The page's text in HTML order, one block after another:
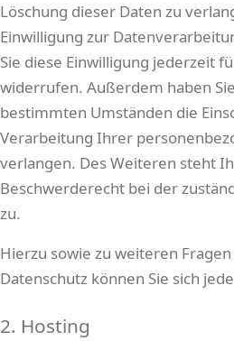
Löschung dieser Daten zu
Einwilligung zur
Sie diese Einwilligung jederzeit
widerrufen. Außerdem haben
bestimmten Umständen die
Verarbeitung Ihrer
verlangen. Des Weiteren steht
Beschwerderecht bei der
zu.
Hierzu sowie zu weiteren
Datenschutz können Sie sich
2. Hosting